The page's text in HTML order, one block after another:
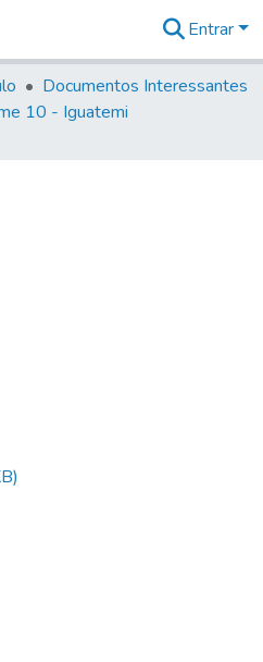
na
Entrar
Documentos Interessantes
10 - Iguatemi